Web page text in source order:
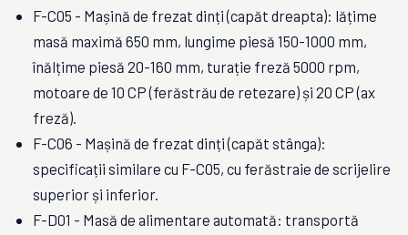
F-C05 - Mașină de frezat dinți (capăt dreapta): lățime
masă maximă 650 mm, lungime piesă 150-1000 mm,
înălțime piesă 20-160 mm, turație freză 5000 rpm,
motoare de 10 CP (ferăstrău de retezare) și 20 CP (ax
freză).
F-C06 - Mașină de frezat dinți (capăt stânga):
specificații similare cu F-C05, cu ferăstraie de scrijelire
superior și inferior.
F-D01 - Masă de alimentare automată: transportă